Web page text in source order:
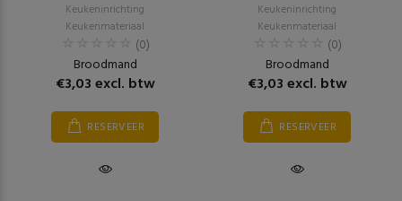
Keukeninrichting
Keukenmateriaal
(0)
Broodmand
€3,03 excl. btw
RESERVEER
Keukeninrichting
Keukenmateriaal
(0)
Broodmand
€3,03 excl. btw
RESERVEER